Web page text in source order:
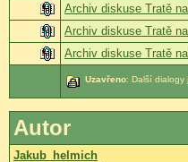
Archiv diskuse Tratě
Archiv diskuse Tratě
Archiv diskuse Tratě
Uzavřeno: Další dialogy
Autor
Jakub_helmich